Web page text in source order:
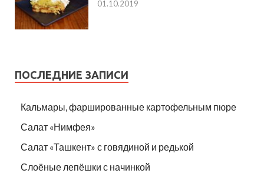
01.10.2019
ПОСЛЕДНИЕ ЗАПИСИ
Кальмары, фаршированные картофельным пюре
Салат «Нимфея»
Салат «Ташкент» с говядиной и редькой
Слоёные лепёшки с начинкой